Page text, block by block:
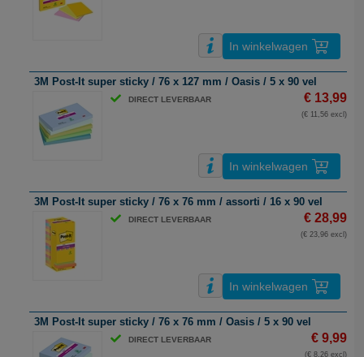
In winkelwagen
3M Post-It super sticky / 76 x 127 mm / Oasis / 5 x 90 vel
DIRECT LEVERBAAR € 13,99
(€ 11,56 excl)
In winkelwagen
3M Post-It super sticky / 76 x 76 mm / assorti / 16 x 90 vel
DIRECT LEVERBAAR € 28,99
(€ 23,96 excl)
In winkelwagen
3M Post-It super sticky / 76 x 76 mm / Oasis / 5 x 90 vel
DIRECT LEVERBAAR € 9,99
(€ 8,26 excl)